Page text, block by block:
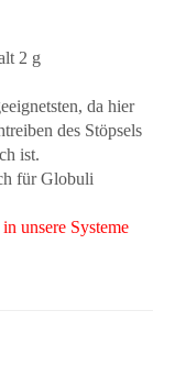
2 g
da hier
des Stöpsels
ist.
für Globuli
unsere Systeme